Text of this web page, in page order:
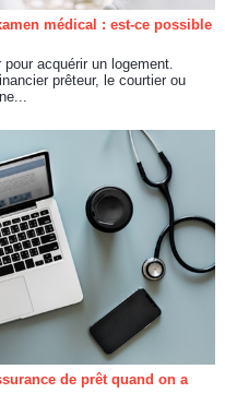
médical : est-ce possible
acquérir un logement.
prêteur, le courtier ou
de prêt quand on a